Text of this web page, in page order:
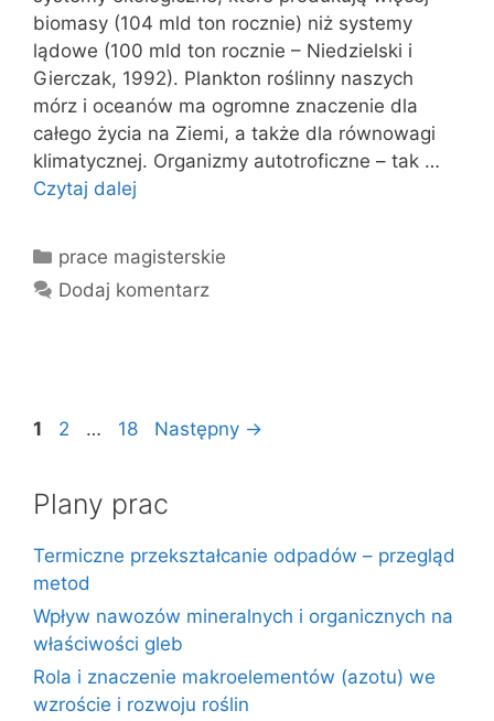
biomasy (104 mld ton rocznie) niż systemy
lądowe (100 mld ton rocznie – Niedzielski i
Gierczak, 1992). Plankton roślinny naszych
mórz i oceanów ma ogromne znaczenie dla
całego życia na Ziemi, a także dla równowagi
klimatycznej. Organizmy autotroficzne – tak …
Czytaj dalej
Kategorie
prace magisterskie
Dodaj komentarz
Strona
1 Strona
2 … Strona
18 Następny →
Plany prac
Termiczne przekształcanie odpadów – przegląd
metod
Wpływ nawozów mineralnych i organicznych na
właściwości gleb
Rola i znaczenie makroelementów (azotu) we
wzroście i rozwoju roślin